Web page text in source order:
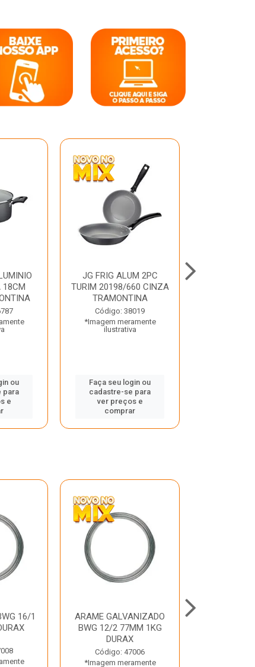
18CM
ou
para
e
JG FRIG ALUM 2PC
TURIM 20198/660 CINZA
TRAMONTINA
Código: 38019
*Imagem meramente
ilustrativa
Faça seu login ou
cadastre-se para
ver preços e
comprar
16/1
ARAME GALVANIZADO
BWG 12/2 77MM 1KG
DURAX
Código: 47006
*Imagem meramente